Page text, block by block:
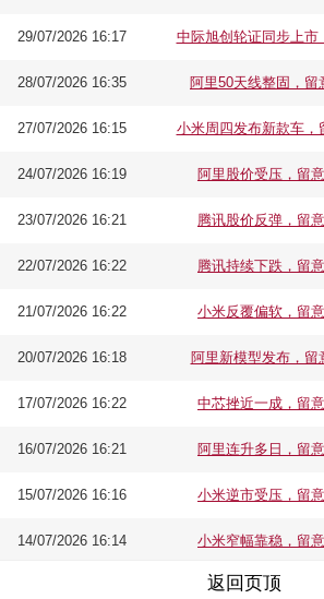
29/07/2026 16:17 中际旭创轮证同步上市
28/07/2026 16:35 阿里50天线整固，留
27/07/2026 16:15 小米周四发布新款车，
24/07/2026 16:19 阿里股价受压，留
23/07/2026 16:21 腾讯股价反弹，留
22/07/2026 16:22 腾讯持续下跌，留
21/07/2026 16:22 小米反覆偏软，留
20/07/2026 16:18 阿里新模型发布，留
17/07/2026 16:22 中芯挫近一成，留
16/07/2026 16:21 阿里连升多日，留
15/07/2026 16:16 小米逆市受压，留
14/07/2026 16:14 小米窄幅靠稳，留
返回页顶